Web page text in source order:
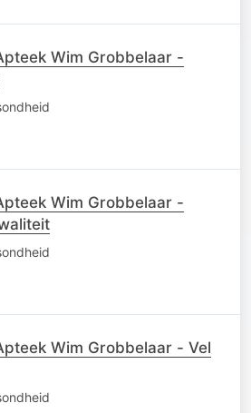
Wim Grobbelaar -
Wim Grobbelaar -
Wim Grobbelaar - Vel